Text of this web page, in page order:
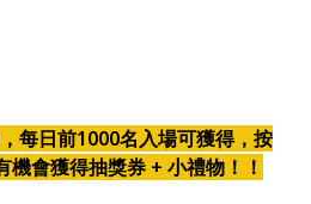
每日前1000名入場可獲得，按
會獲得抽獎券 + 小禮物！！